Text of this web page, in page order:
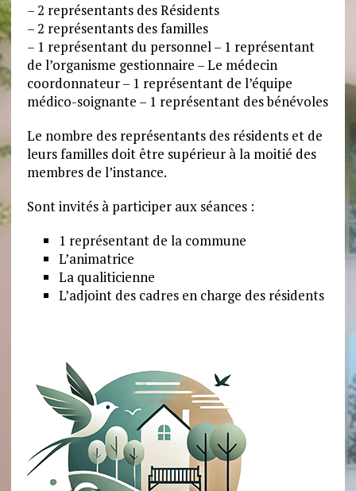
– 2 représentants des Résidents
– 2 représentants des familles
– 1 représentant du personnel – 1 représentant
de l’organisme gestionnaire – Le médecin
coordonnateur – 1 représentant de l’équipe
médico-soignante – 1 représentant des bénévoles
Le nombre des représentants des résidents et de
leurs familles doit être supérieur à la moitié des
membres de l’instance.
Sont invités à participer aux séances :
1 représentant de la commune
L’animatrice
La qualiticienne
L’adjoint des cadres en charge des résidents